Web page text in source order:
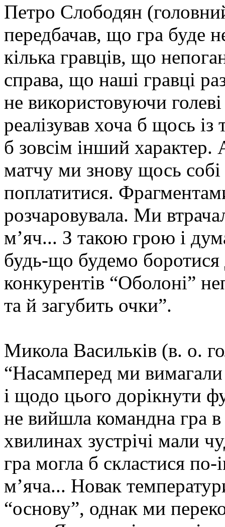
Петро Слободян
передбачав, що гра буде
кілька гравців, що
справа, що наші гравці
не використовуючи
реалізував хоча б щось
б зовсім інший характер.
матчу ми знову щось
поплатитися.
розчаровувала. Ми
м’яч... З такою грою і
будь-що будемо боротися
конкурентів “Оболоні”
та й загубить очки”.
Микола Васильків (в. о.
“Насамперед ми вимагали
і щодо цього дорікнути
не вийшла командна гра
хвилинах зустрічі мали
гра могла б скластися
м’яча... Новак
“основу”, однак ми